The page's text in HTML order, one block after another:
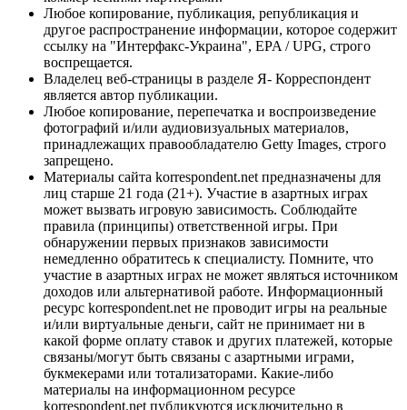
Любое копирование, публикация, републикация и
другое распространение информации, которое содержит
ссылку на "Интерфакс-Украина", EPA / UPG, строго
воспрещается.
Владелец веб-страницы в разделе Я- Корреспондент
является автор публикации.
Любое копирование, перепечатка и воспроизведение
фотографий и/или аудиовизуальных материалов,
принадлежащих правообладателю Getty Images, строго
запрещено.
Материалы сайта korrespondent.net предназначены для
лиц старше 21 года (21+). Участие в азартных играх
может вызвать игровую зависимость. Соблюдайте
правила (принципы) ответственной игры. При
обнаружении первых признаков зависимости
немедленно обратитесь к специалисту. Помните, что
участие в азартных играх не может являться источником
доходов или альтернативой работе. Информационный
ресурс korrespondent.net не проводит игры на реальные
и/или виртуальные деньги, сайт не принимает ни в
какой форме оплату ставок и других платежей, которые
связаны/могут быть связаны с азартными играми,
букмекерами или тотализаторами. Какие-либо
материалы на информационном ресурсе
korrespondent.net публикуются исключительно в